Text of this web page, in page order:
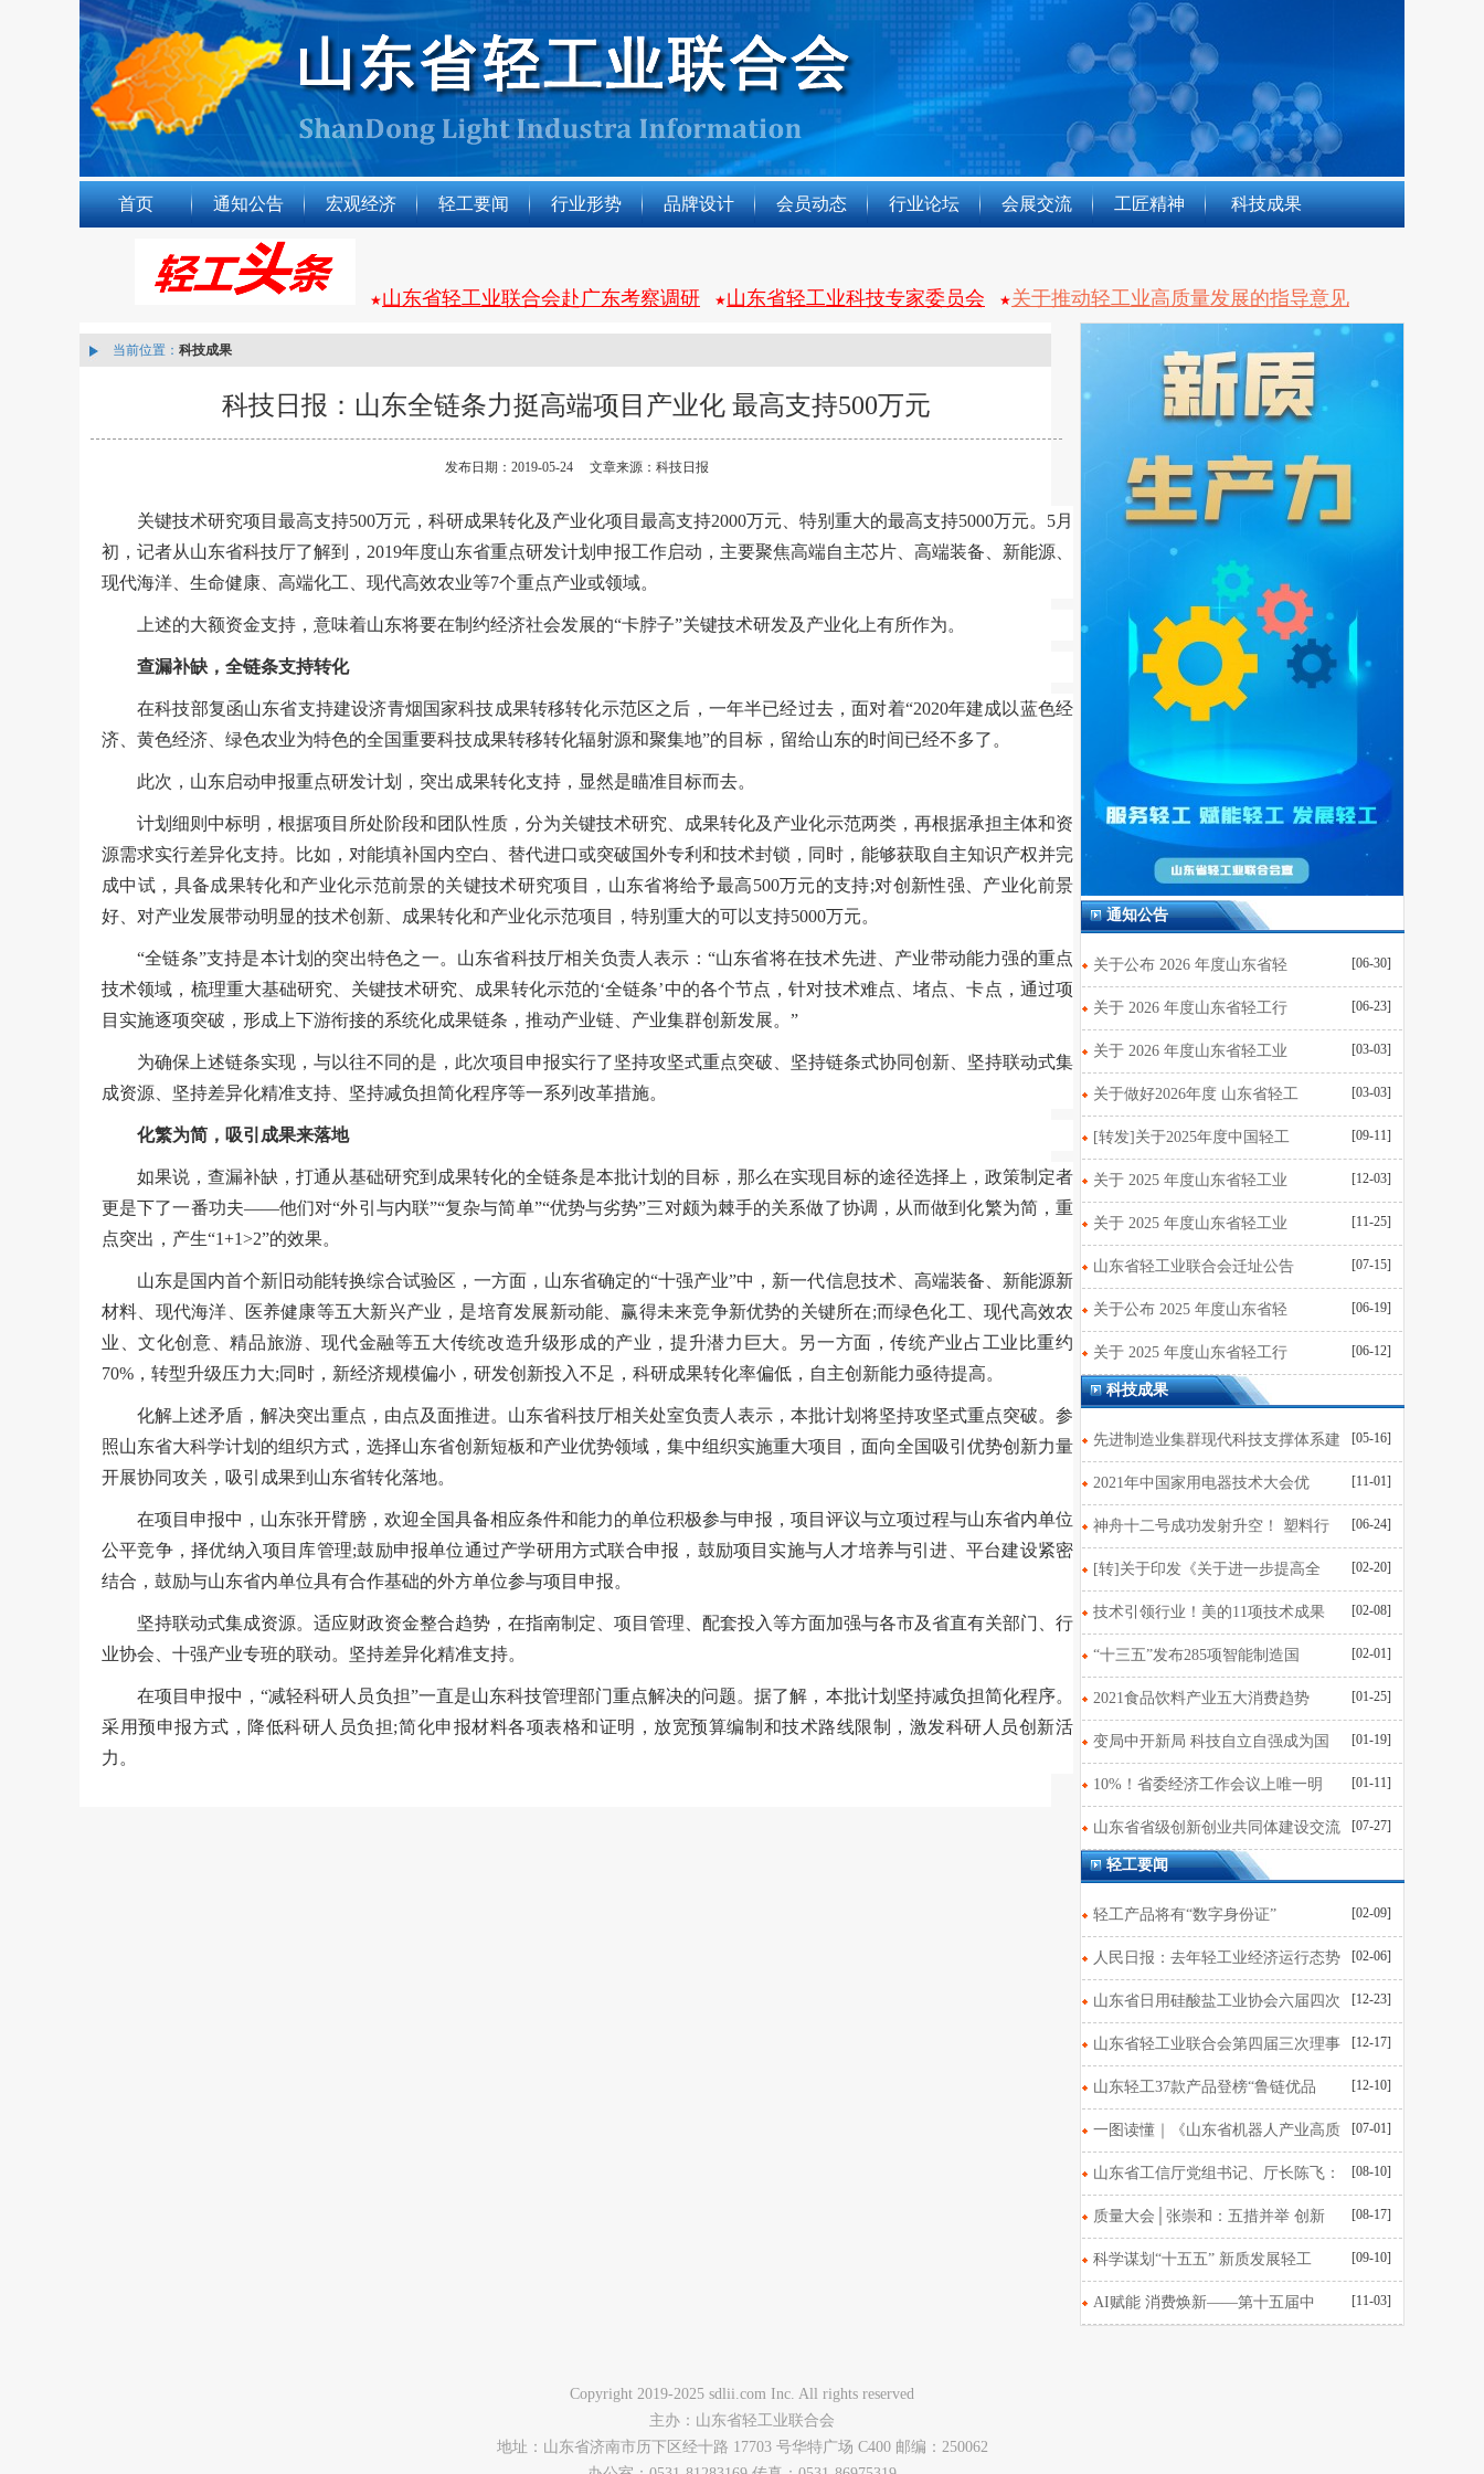
首页 通知公告 宏观经济 轻工要闻 行业形势 品牌设计 会员动态 行业论坛 会展交流 工匠精神 科技成果
★山东省轻工业联合会赴广东考察调研 ★山东省轻工业科技专家委员会 ★关于推动轻工业高质量发展的指导意见
当前位置： 科技成果
科技日报：山东全链条力挺高端项目产业化 最高支持500万元
发布日期：2019-05-24 文章来源：科技日报
关键技术研究项目最高支持500万元，科研成果转化及产业化项目最高支持2000万元、特别重大的最高支持5000万元。5月
初，记者从山东省科技厅了解到，2019年度山东省重点研发计划申报工作启动，主要聚焦高端自主芯片、高端装备、新能源、
现代海洋、生命健康、高端化工、现代高效农业等7个重点产业或领域。
上述的大额资金支持，意味着山东将要在制约经济社会发展的“卡脖子”关键技术研发及产业化上有所作为。
查漏补缺，全链条支持转化
在科技部复函山东省支持建设济青烟国家科技成果转移转化示范区之后，一年半已经过去，面对着“2020年建成以蓝色经
济、黄色经济、绿色农业为特色的全国重要科技成果转移转化辐射源和聚集地”的目标，留给山东的时间已经不多了。
此次，山东启动申报重点研发计划，突出成果转化支持，显然是瞄准目标而去。
计划细则中标明，根据项目所处阶段和团队性质，分为关键技术研究、成果转化及产业化示范两类，再根据承担主体和资
源需求实行差异化支持。比如，对能填补国内空白、替代进口或突破国外专利和技术封锁，同时，能够获取自主知识产权并完
成中试，具备成果转化和产业化示范前景的关键技术研究项目，山东省将给予最高500万元的支持;对创新性强、产业化前景
好、对产业发展带动明显的技术创新、成果转化和产业化示范项目，特别重大的可以支持5000万元。
“全链条”支持是本计划的突出特色之一。山东省科技厅相关负责人表示：“山东省将在技术先进、产业带动能力强的重点
技术领域，梳理重大基础研究、关键技术研究、成果转化示范的‘全链条’中的各个节点，针对技术难点、堵点、卡点，通过项
目实施逐项突破，形成上下游衔接的系统化成果链条，推动产业链、产业集群创新发展。”
为确保上述链条实现，与以往不同的是，此次项目申报实行了坚持攻坚式重点突破、坚持链条式协同创新、坚持联动式集
成资源、坚持差异化精准支持、坚持减负担简化程序等一系列改革措施。
化繁为简，吸引成果来落地
如果说，查漏补缺，打通从基础研究到成果转化的全链条是本批计划的目标，那么在实现目标的途径选择上，政策制定者
更是下了一番功夫——他们对“外引与内联”“复杂与简单”“优势与劣势”三对颇为棘手的关系做了协调，从而做到化繁为简，重
点突出，产生“1+1>2”的效果。
山东是国内首个新旧动能转换综合试验区，一方面，山东省确定的“十强产业”中，新一代信息技术、高端装备、新能源新
材料、现代海洋、医养健康等五大新兴产业，是培育发展新动能、赢得未来竞争新优势的关键所在;而绿色化工、现代高效农
业、文化创意、精品旅游、现代金融等五大传统改造升级形成的产业，提升潜力巨大。另一方面，传统产业占工业比重约
70%，转型升级压力大;同时，新经济规模偏小，研发创新投入不足，科研成果转化率偏低，自主创新能力亟待提高。
化解上述矛盾，解决突出重点，由点及面推进。山东省科技厅相关处室负责人表示，本批计划将坚持攻坚式重点突破。参
照山东省大科学计划的组织方式，选择山东省创新短板和产业优势领域，集中组织实施重大项目，面向全国吸引优势创新力量
开展协同攻关，吸引成果到山东省转化落地。
在项目申报中，山东张开臂膀，欢迎全国具备相应条件和能力的单位积极参与申报，项目评议与立项过程与山东省内单位
公平竞争，择优纳入项目库管理;鼓励申报单位通过产学研用方式联合申报，鼓励项目实施与人才培养与引进、平台建设紧密
结合，鼓励与山东省内单位具有合作基础的外方单位参与项目申报。
坚持联动式集成资源。适应财政资金整合趋势，在指南制定、项目管理、配套投入等方面加强与各市及省直有关部门、行
业协会、十强产业专班的联动。坚持差异化精准支持。
在项目申报中，“减轻科研人员负担”一直是山东科技管理部门重点解决的问题。据了解，本批计划坚持减负担简化程序。
采用预申报方式，降低科研人员负担;简化申报材料各项表格和证明，放宽预算编制和技术路线限制，激发科研人员创新活
力。
通知公告
关于公布 2026 年度山东省轻 [06-30]
关于 2026 年度山东省轻工行 [06-23]
关于 2026 年度山东省轻工业 [03-03]
关于做好2026年度 山东省轻工 [03-03]
[转发]关于2025年度中国轻工 [09-11]
关于 2025 年度山东省轻工业 [12-03]
关于 2025 年度山东省轻工业 [11-25]
山东省轻工业联合会迁址公告 [07-15]
关于公布 2025 年度山东省轻 [06-19]
关于 2025 年度山东省轻工行 [06-12]
科技成果
先进制造业集群现代科技支撑体系建 [05-16]
2021年中国家用电器技术大会优 [11-01]
神舟十二号成功发射升空！ 塑料行 [06-24]
[转]关于印发《关于进一步提高全 [02-20]
技术引领行业！美的11项技术成果 [02-08]
“十三五”发布285项智能制造国 [02-01]
2021食品饮料产业五大消费趋势 [01-25]
变局中开新局 科技自立自强成为国 [01-19]
10%！省委经济工作会议上唯一明 [01-11]
山东省省级创新创业共同体建设交流 [07-27]
轻工要闻
轻工产品将有“数字身份证” [02-09]
人民日报：去年轻工业经济运行态势 [02-06]
山东省日用硅酸盐工业协会六届四次 [12-23]
山东省轻工业联合会第四届三次理事 [12-17]
山东轻工37款产品登榜“鲁链优品 [12-10]
一图读懂｜《山东省机器人产业高质 [07-01]
山东省工信厅党组书记、厅长陈飞： [08-10]
质量大会│张崇和：五措并举 创新 [08-17]
科学谋划“十五五” 新质发展轻工 [09-10]
AI赋能 消费焕新——第十五届中 [11-03]
Copyright 2019-2025 sdlii.com Inc. All rights reserved
主办：山东省轻工业联合会
地址：山东省济南市历下区经十路 17703 号华特广场 C400 邮编：250062